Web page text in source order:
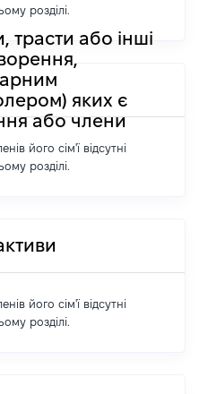
розділі.
або інші
яких є
або члени
його сім'ї відсутні
розділі.
його сім'ї відсутні
розділі.